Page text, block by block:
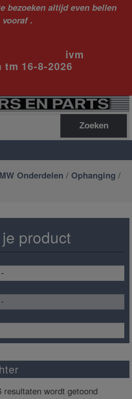
bezoeken altijd even bellen
vooraf .
16-8-2026
Zoeken
Onderdelen / Ophanging /
product
resultaten wordt getoond